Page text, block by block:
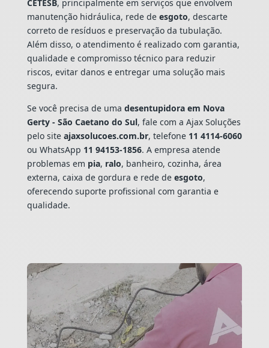
CETESB, principalmente em serviços que envolvem
manutenção hidráulica, rede de esgoto, descarte
correto de resíduos e preservação da tubulação.
Além disso, o atendimento é realizado com garantia,
qualidade e compromisso técnico para reduzir
riscos, evitar danos e entregar uma solução mais
segura.
Se você precisa de uma desentupidora em Nova
Gerty - São Caetano do Sul, fale com a Ajax Soluções
pelo site ajaxsolucoes.com.br, telefone 11 4114-6060
ou WhatsApp 11 94153-1856. A empresa atende
problemas em pia, ralo, banheiro, cozinha, área
externa, caixa de gordura e rede de esgoto,
oferecendo suporte profissional com garantia e
qualidade.